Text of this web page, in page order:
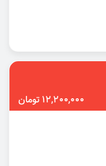
12,200,000 تومان